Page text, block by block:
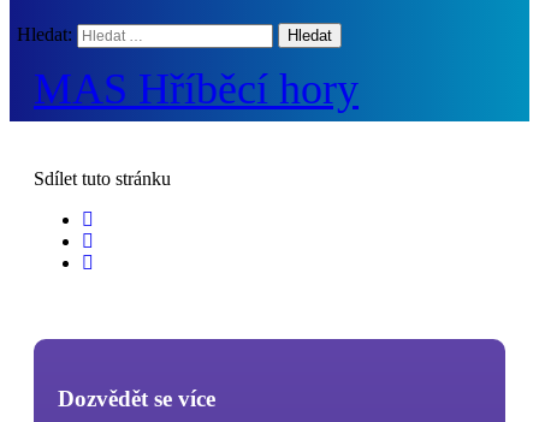
Hledat:
MAS Hříběcí hory
Sdílet tuto stránku
Dozvědět se více